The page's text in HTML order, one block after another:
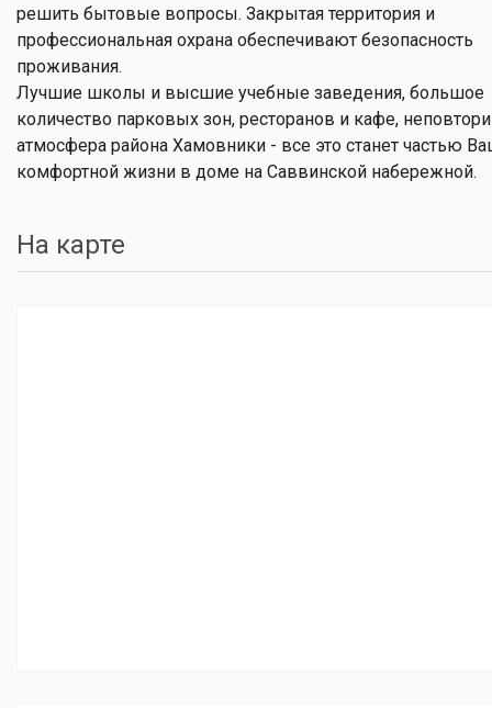
решить бытовые вопросы. Закрытая территория и
профессиональная охрана обеспечивают безопасность
проживания.
Лучшие школы и высшие учебные заведения, большое
количество парковых зон, ресторанов и кафе,
атмосфера района Хамовники - все это станет частью
комфортной жизни в доме на Саввинской набережной.
На карте